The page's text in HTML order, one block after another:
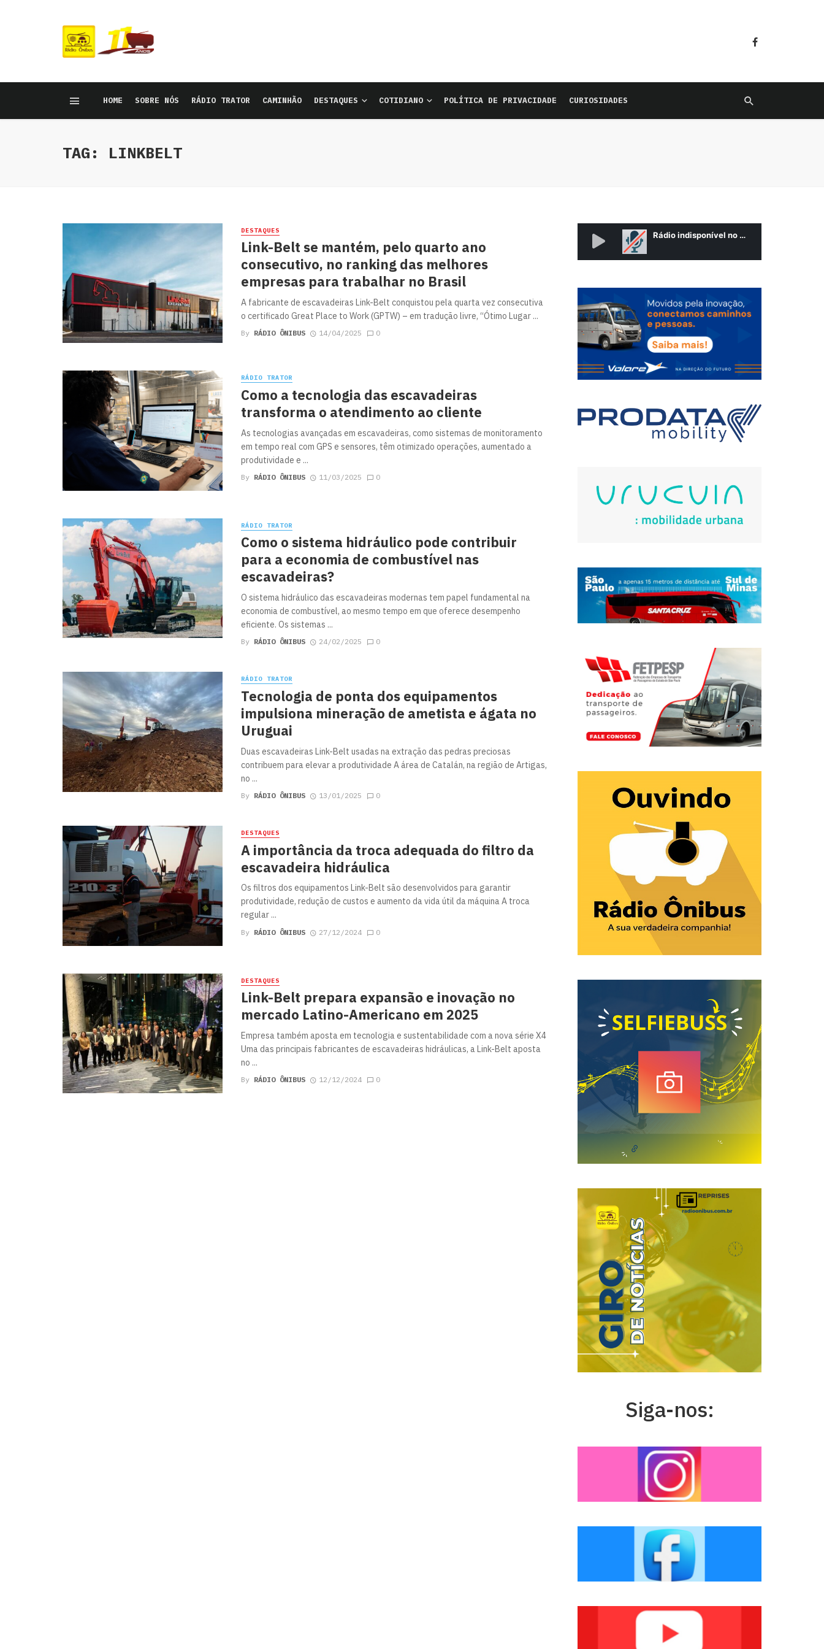
HOME SOBRE NÓS RÁDIO TRATOR CAMINHÃO DESTAQUES COTIDIANO POLÍTICA DE PRIVACIDADE CURIOSIDADES
TAG: LINKBELT
DESTAQUES
Link-Belt se mantém, pelo quarto ano
consecutivo, no ranking das melhores
empresas para trabalhar no Brasil
A fabricante de escavadeiras Link-Belt conquistou pela quarta vez consecutiva
o certificado Great Place to Work (GPTW) – em tradução livre, “Ótimo Lugar ...
By RÁDIO ÔNIBUS 14/04/2025 0
RÁDIO TRATOR
Como a tecnologia das escavadeiras
transforma o atendimento ao cliente
As tecnologias avançadas em escavadeiras, como sistemas de monitoramento
em tempo real com GPS e sensores, têm otimizado operações, aumentado a
produtividade e ...
By RÁDIO ÔNIBUS 11/03/2025 0
RÁDIO TRATOR
Como o sistema hidráulico pode contribuir
para a economia de combustível nas
escavadeiras?
O sistema hidráulico das escavadeiras modernas tem papel fundamental na
economia de combustível, ao mesmo tempo em que oferece desempenho
eficiente. Os sistemas ...
By RÁDIO ÔNIBUS 24/02/2025 0
RÁDIO TRATOR
Tecnologia de ponta dos equipamentos
impulsiona mineração de ametista e ágata no
Uruguai
Duas escavadeiras Link-Belt usadas na extração das pedras preciosas
contribuem para elevar a produtividade A área de Catalán, na região de Artigas,
no ...
By RÁDIO ÔNIBUS 13/01/2025 0
DESTAQUES
A importância da troca adequada do filtro da
escavadeira hidráulica
Os filtros dos equipamentos Link-Belt são desenvolvidos para garantir
produtividade, redução de custos e aumento da vida útil da máquina A troca
regular ...
By RÁDIO ÔNIBUS 27/12/2024 0
DESTAQUES
Link-Belt prepara expansão e inovação no
mercado Latino-Americano em 2025
Empresa também aposta em tecnologia e sustentabilidade com a nova série X4
Uma das principais fabricantes de escavadeiras hidráulicas, a Link-Belt aposta
no ...
By RÁDIO ÔNIBUS 12/12/2024 0
Siga-nos: